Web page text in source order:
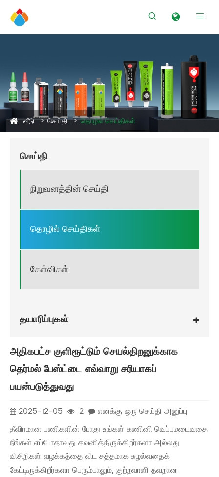
 
வீடு செய்தி தொழில் செய்திகள்
செய்தி
நிறுவனத்தின் செய்தி
தொழில் செய்திகள்
கேள்விகள்
தயாரிப்புகள்
அதிகபட்ச குளிரூட்டும் செயல்திறனுக்காக
தெர்மல் பேஸ்ட்டை எவ்வாறு சரியாகப்
பயன்படுத்துவது
2025-12-05 2
எனக்கு ஒரு செய்தி அனுப்பு
தீவிரமான பணிகளின் போது உங்கள் கணினி வெப்பமடைவதை
நீங்கள் எப்போதாவது கவனித்திருக்கிறீர்களா அல்லது
விசிறிகள் வழக்கத்தை விட சத்தமாக சுழல்வதைக்
கேட்டிருக்கிறீர்களா பெரும்பாலும், குற்றவாளி தவறான